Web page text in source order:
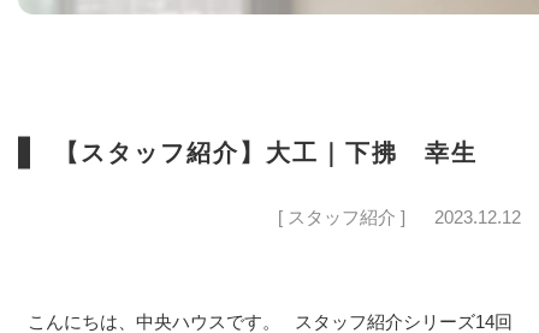
【スタッフ紹介】大工｜下拂 幸生
[ スタッフ紹介 ] 2023.12.12
こんにちは、中央ハウスです。 スタッフ紹介シリーズ14回